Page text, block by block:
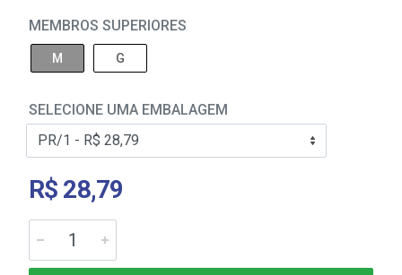
MEMBROS SUPERIORES
M G
SELECIONE UMA EMBALAGEM
R$ 28,79